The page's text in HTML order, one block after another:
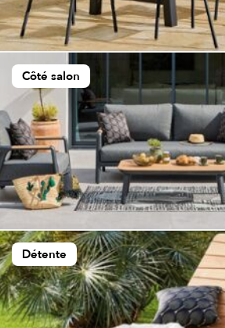
Côté salon
Détente